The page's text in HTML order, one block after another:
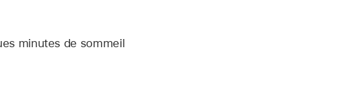
minutes de sommeil